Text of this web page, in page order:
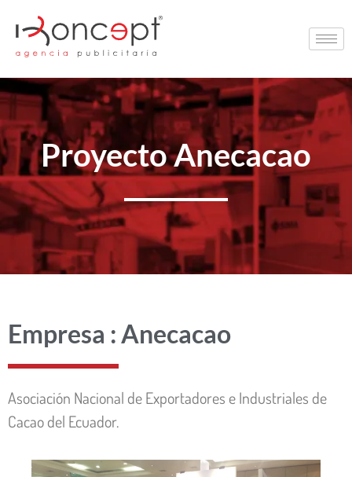
Proyecto Anecacao
Empresa : Anecacao
Asociación Nacional de Exportadores e Industriales de
Cacao del Ecuador.